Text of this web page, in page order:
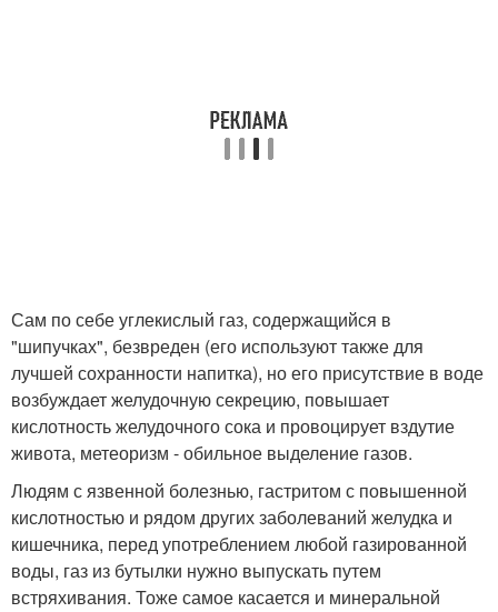
Сам по себе углекислый газ, содержащийся в
"шипучках", безвреден (его используют также для
лучшей сохранности напитка), но его присутствие в воде
возбуждает желудочную секрецию, повышает
кислотность желудочного сока и провоцирует вздутие
живота, метеоризм - обильное выделение газов.
Людям с язвенной болезнью, гастритом с повышенной
кислотностью и рядом других заболеваний желудка и
кишечника, перед употреблением любой газированной
воды, газ из бутылки нужно выпускать путем
встряхивания. Тоже самое касается и минеральной